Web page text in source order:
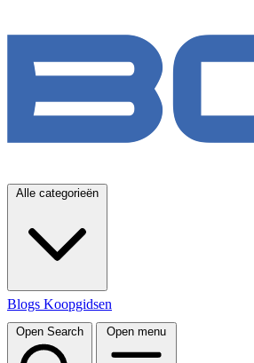
Alle categorieën
Blogs Koopgidsen
Open Search Open menu